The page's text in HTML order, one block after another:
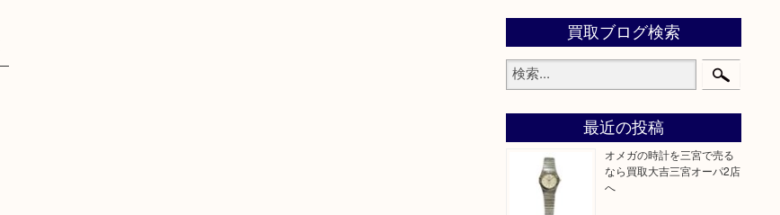
買取ブログ検索
最近の投稿
オメガの時計を三宮で売る
なら買取大吉三宮オーパ2店
へ